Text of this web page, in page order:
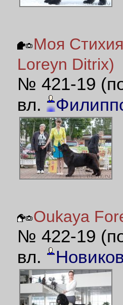
Моя
Loreyn Ditrix)
№ 421-19
вл.
Oukaya
№ 422-19
вл.